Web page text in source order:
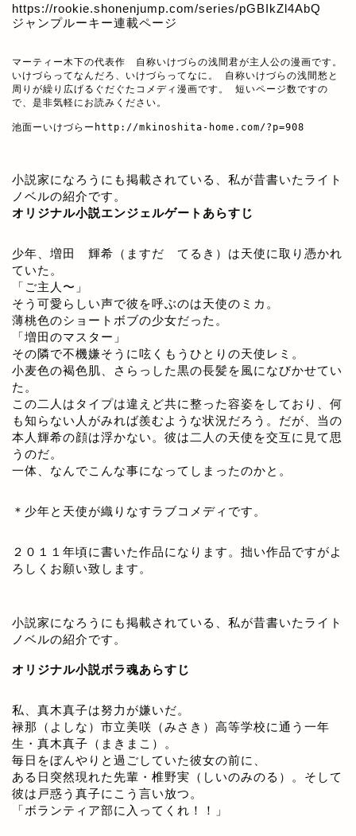
https://rookie.shonenjump.com/series/pGBIkZl4AbQ
ジャンプルーキー連載ページ
マーティー木下の代表作　自称いけづらの浅間君が主人公の漫画です。
いけづらってなんだろ、いけづらってなに。 自称いけづらの浅間愁と
周りが繰り広げるぐだぐたコメディ漫画です。 短いページ数ですの
で、是非気軽にお読みください。
池面ーいけづらー http://mkinoshita-home.com/?p=908
小説家になろうにも掲載されている、私が昔書いたライト
ノベルの紹介です。
オリジナル小説エンジェルゲートあらすじ
少年、増田 輝希（ますだ てるき）は天使に取り憑かれ
ていた。
「ご主人〜」
そう可愛らしい声で彼を呼ぶのは天使のミカ。
薄桃色のショートボブの少女だった。
「増田のマスター」
その隣で不機嫌そうに呟くもうひとりの天使レミ。
小麦色の褐色肌、さらっした黒の長髪を風になびかせてい
た。
この二人はタイプは違えど共に整った容姿をしており、何
も知らない人がみれば羨むような状況だろう。だが、当の
本人輝希の顔は浮かない。彼は二人の天使を交互に見て思
うのだ。
一体、なんでこんな事になってしまったのかと。
＊少年と天使が織りなすラブコメディです。
２０１１年頃に書いた作品になります。拙い作品ですがよ
ろしくお願い致します。
小説家になろうにも掲載されている、私が昔書いたライト
ノベルの紹介です。
オリジナル小説ボラ魂あらすじ
私、真木真子は努力が嫌いだ。
禄那（よしな）市立美咲（みさき）高等学校に通う一年
生・真木真子（まきまこ）。
毎日をぼんやりと過ごしていた彼女の前に、
ある日突然現れた先輩・椎野実（しいのみのる）。そして
彼は戸惑う真子にこう言い放つ。
「ボランティア部に入ってくれ！！」